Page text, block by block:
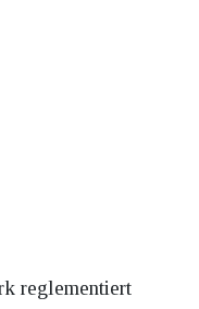
reglementiert